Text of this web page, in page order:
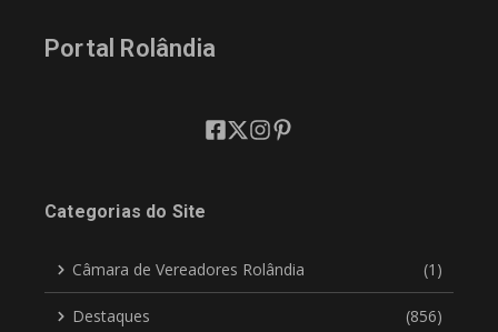
Portal Rolândia
Categorias do Site
Câmara de Vereadores Rolândia (1)
Destaques (856)